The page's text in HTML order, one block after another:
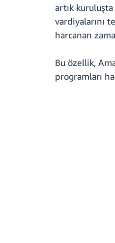
artık
vardiyalarını
harcanan
Bu özellik,
programları